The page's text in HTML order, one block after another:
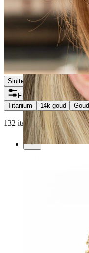
Sluiten
Filters
Titanium
14k goud Goud
132 items gevonden